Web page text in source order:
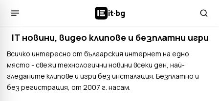
it·bg
IT новини, видео клипове и безплатни игри
Всичко интересно от българския интернет на едно
място - свежи технологични новини всеки ден, най-
гледаните клипове и игри без инсталация. Безплатно и
без регистрация, от 2007 г. насам.